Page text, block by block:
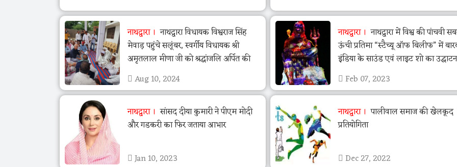
नाथद्वारा
नाथद्वारा विधायक विश्वराज सिंह
मेवाड़ पहुंचे सलूंबर, स्वर्गीय विधायक श्री
अमृतलाल मीणा जी को श्रद्धांजलि अर्पित की
Aug 10, 2024
नाथद्वारा
नाथद्वारा में विश्व की पांचवी
ऊंची प्रतिमा “स्टैच्यू ऑफ बिलीफ” में
इंडिया के साउंड एवं लाइट शो का उद्घाटन
Feb 07, 2023
नाथद्वारा
सांसद दीया कुमारी ने पीएम मोदी
और गडकरी का फिर जताया आभार
Jan 10, 2023
नाथद्वारा
पालीवाल समाज की खेलकूद
प्रतियोगिता
Dec 27, 2022